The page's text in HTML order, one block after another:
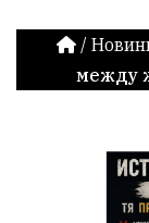
/
между